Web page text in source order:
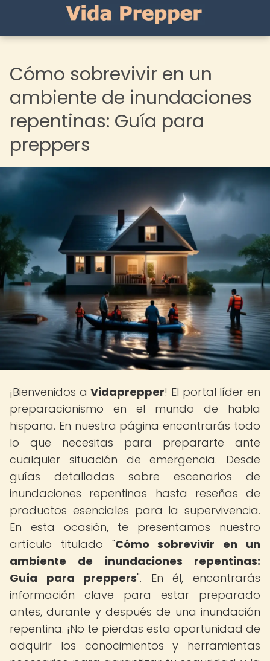
Cómo sobrevivir en un
ambiente de inundaciones
repentinas: Guía para
preppers
¡Bienvenidos aVidaprepper! El portal líder en
preparacionismo en el mundo de habla
hispana. En nuestra página encontrarás todo
lo que necesitas para prepararte ante
cualquier situación de emergencia. Desde
guías detalladas sobre escenarios de
inundaciones repentinas hasta reseñas de
productos esenciales para la supervivencia.
En esta ocasión, te presentamos nuestro
artículo titulado "Cómo sobrevivir en un
ambiente de inundaciones repentinas:
Guía para preppers". En él, encontrarás
información clave para estar preparado
antes, durante y después de una inundación
repentina. ¡No te pierdas esta oportunidad de
adquirir los conocimientos y herramientas